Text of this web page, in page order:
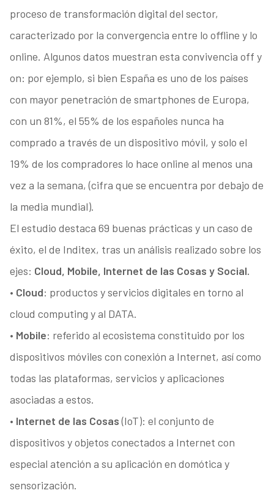
proceso de transformación digital del sector,
caracterizado por la convergencia entre lo offline y lo
online. Algunos datos muestran esta convivencia off y
on: por ejemplo, si bien España es uno de los países
con mayor penetración de smartphones de Europa,
con un 81%, el 55% de los españoles nunca ha
comprado a través de un dispositivo móvil, y solo el
19% de los compradores lo hace online al menos una
vez a la semana, (cifra que se encuentra por debajo de
la media mundial).
El estudio destaca 69 buenas prácticas y un caso de
éxito, el de Inditex, tras un análisis realizado sobre los
ejes: Cloud, Mobile, Internet de las Cosas y Social.
• Cloud: productos y servicios digitales en torno al
cloud computing y al DATA.
• Mobile: referido al ecosistema constituido por los
dispositivos móviles con conexión a Internet, así como
todas las plataformas, servicios y aplicaciones
asociadas a estos.
• Internet de las Cosas(IoT): el conjunto de
dispositivos y objetos conectados a Internet con
especial atención a su aplicación en domótica y
sensorización.